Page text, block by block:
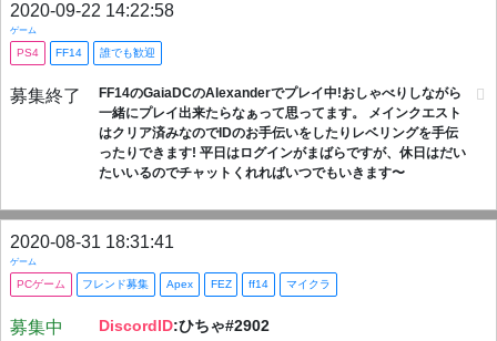
2020-09-22 14:22:58
ゲーム
PS4 FF14 誰でも歓迎
募集終了
FF14のGaiaDCのAlexanderでプレイ中!おしゃべりしながら
一緒にプレイ出来たらなぁって思ってます。 メインクエスト
はクリア済みなのでIDのお手伝いをしたりレベリングを手伝
ったりできます! 平日はログインがまばらですが、休日はだい
たいいるのでチャットくれればいつでもいきます〜
2020-08-31 18:31:41
ゲーム
PCゲーム フレンド募集 Apex FEZ ff14 マイクラ
募集中 DiscordID:ひちゃ#2902